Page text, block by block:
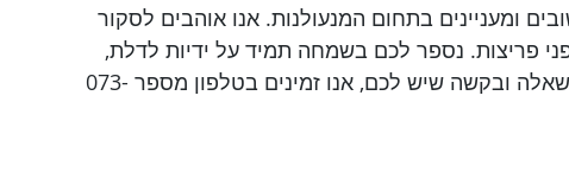
ומעניינים בתחום המנעולנות. אנו אוהבים לסקור
פריצות. נספר לכם בשמחה תמיד על ידיות לדלת,
מנעול חכם לדלת ועוד. נשמח לעזור בכל שאלה ובקשה שיש לכם, אנו זמינים בטלפון מספר 073-